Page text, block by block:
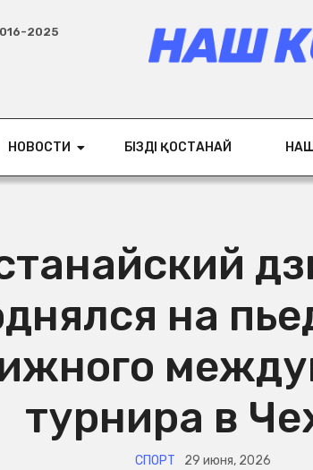
2025
НОВОСТИ БІЗДІҢ ҚОСТАНАЙ
на
турнира в
СПОРТ 29 июня, 2026